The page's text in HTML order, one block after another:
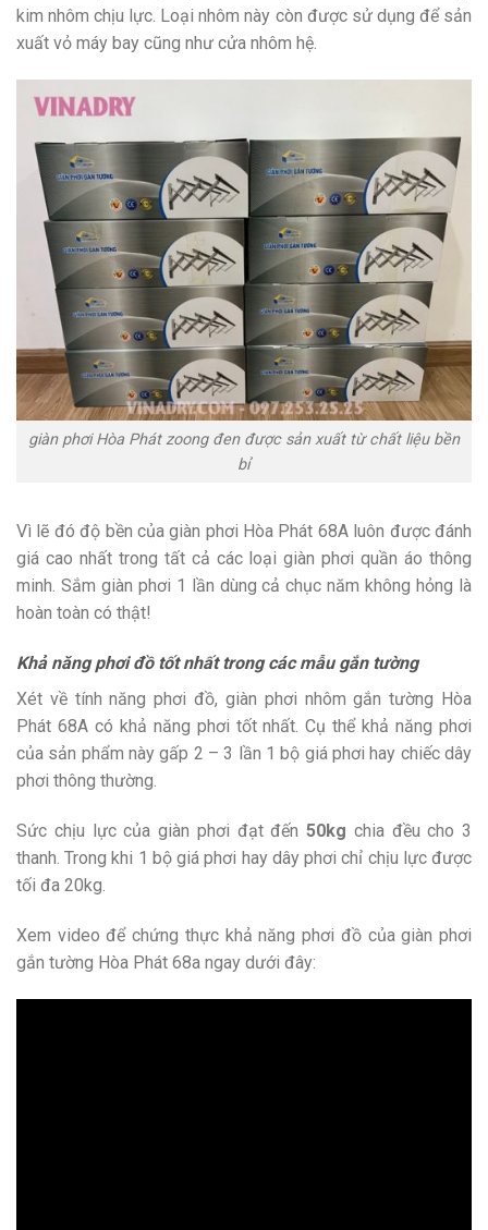
kim nhôm chịu lực. Loại nhôm này còn được sử dụng để sản
xuất vỏ máy bay cũng như cửa nhôm hệ.
giàn phơi Hòa Phát zoong đen được sản xuất từ chất liệu bền
bỉ
Vì lẽ đó độ bền của giàn phơi Hòa Phát 68A luôn được đánh
giá cao nhất trong tất cả các loại giàn phơi quần áo thông
minh. Sắm giàn phơi 1 lần dùng cả chục năm không hỏng là
hoàn toàn có thật!
Khả năng phơi đồ tốt nhất trong các mẫu gắn tường
Xét về tính năng phơi đồ, giàn phơi nhôm gắn tường Hòa
Phát 68A có khả năng phơi tốt nhất. Cụ thể khả năng phơi
của sản phẩm này gấp 2 – 3 lần 1 bộ giá phơi hay chiếc dây
phơi thông thường.
Sức chịu lực của giàn phơi đạt đến 50kg chia đều cho 3
thanh. Trong khi 1 bộ giá phơi hay dây phơi chỉ chịu lực được
tối đa 20kg.
Xem video để chứng thực khả năng phơi đồ của giàn phơi
gắn tường Hòa Phát 68a ngay dưới đây: